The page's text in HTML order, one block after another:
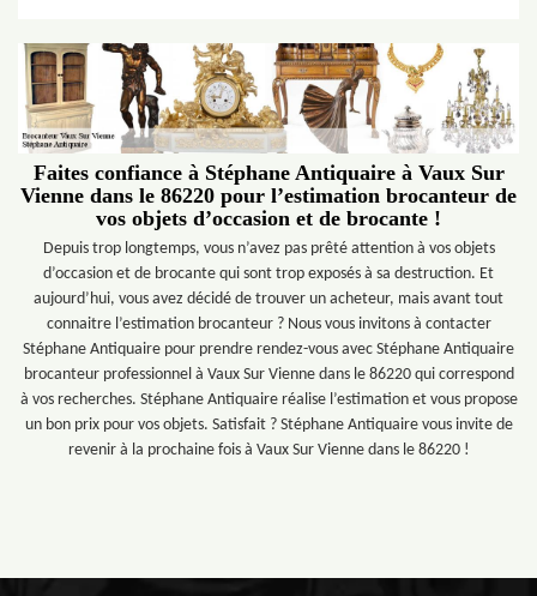
Faites confiance à Stéphane Antiquaire à Vaux Sur
Vienne dans le 86220 pour l’estimation brocanteur de
vos objets d’occasion et de brocante !
Depuis trop longtemps, vous n’avez pas prêté attention à vos objets
d’occasion et de brocante qui sont trop exposés à sa destruction. Et
aujourd’hui, vous avez décidé de trouver un acheteur, mais avant tout
connaitre l’estimation brocanteur ? Nous vous invitons à contacter
Stéphane Antiquaire pour prendre rendez-vous avec Stéphane Antiquaire
brocanteur professionnel à Vaux Sur Vienne dans le 86220 qui correspond
à vos recherches. Stéphane Antiquaire réalise l’estimation et vous propose
un bon prix pour vos objets. Satisfait ? Stéphane Antiquaire vous invite de
revenir à la prochaine fois à Vaux Sur Vienne dans le 86220 !